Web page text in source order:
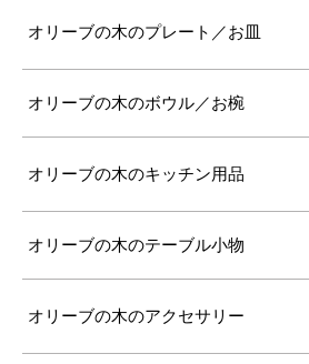
オリーブの木のプレート／お皿
オリーブの木のボウル／お椀
オリーブの木のキッチン用品
オリーブの木のテーブル小物
オリーブの木のアクセサリー